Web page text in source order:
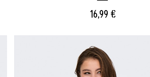
16,99 €